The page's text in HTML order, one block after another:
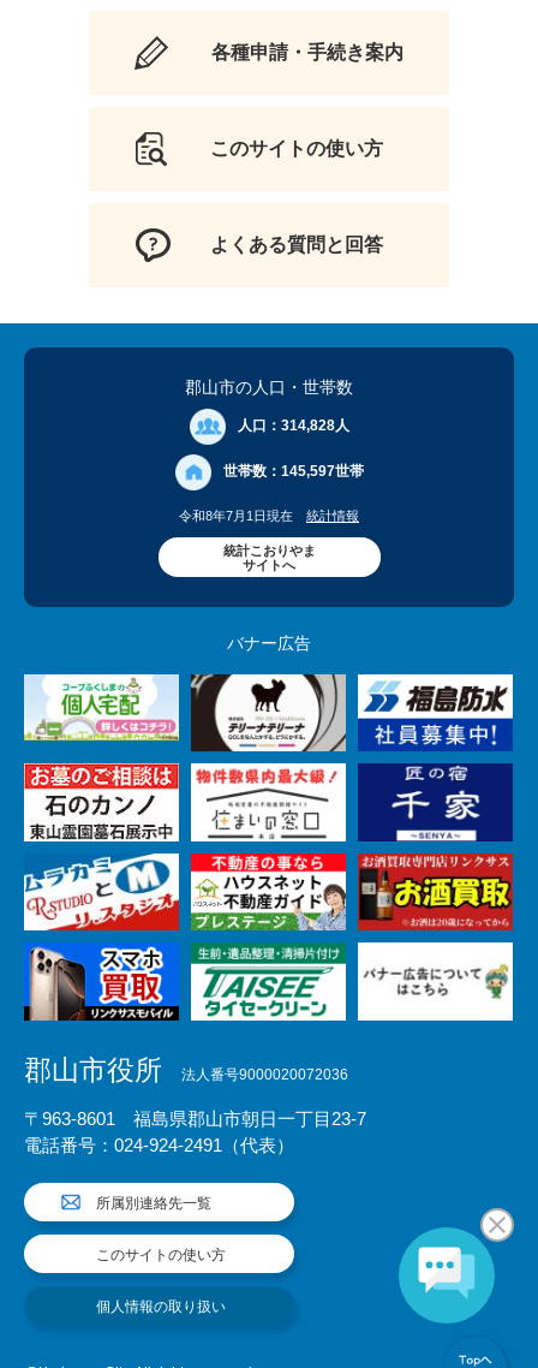
各種申請・手続き案内
このサイトの使い方
よくある質問と回答
郡山市の人口 ・世帯数
人口： 314,828人
世帯数： 145,597世帯
令和8年7月1日現在 統計情報
統計こおりやま
サイトへ
バナー広告
郡山市役所 法人番号9000020072036
〒963-8601 福島県郡山市朝日一丁目23-7
電話番号：024-924-2491（代表）
所属別連絡先一覧
このサイトの使い方
個人情報の取り扱い